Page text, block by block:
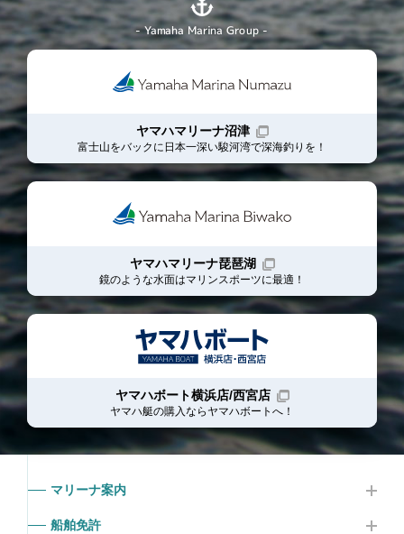
- Yamaha Marina Group -
ヤマハマリーナ沼津
富士山をバックに日本一深い駿河湾で深海釣りを！
ヤマハマリーナ琵琶湖
鏡のような水面はマリンスポーツに最適！
ヤマハボート横浜店/西宮店
ヤマハ艇の購入ならヤマハボート へ！
マリーナ案内
船舶免許